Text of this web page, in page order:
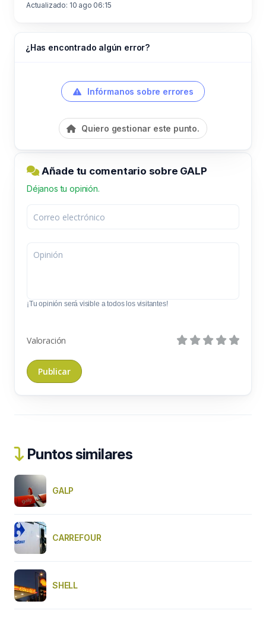
Actualizado: 10 ago 06:15
¿Has encontrado algún error?
Infórmanos sobre errores
Quiero gestionar este punto.
Añade tu comentario sobre GALP
Déjanos tu opinión.
¡Tu opinión será visible a todos los visitantes!
Valoración
Puntos similares
GALP
CARREFOUR
SHELL